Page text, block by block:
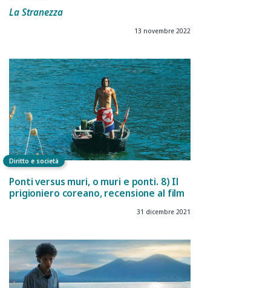
La Stranezza
13 novembre 2022
Diritto e società
Ponti versus muri, o muri e ponti. 8) Il
prigioniero coreano, recensione al film
31 dicembre 2021